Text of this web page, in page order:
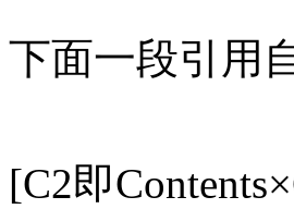
下面一段引用
[C2即